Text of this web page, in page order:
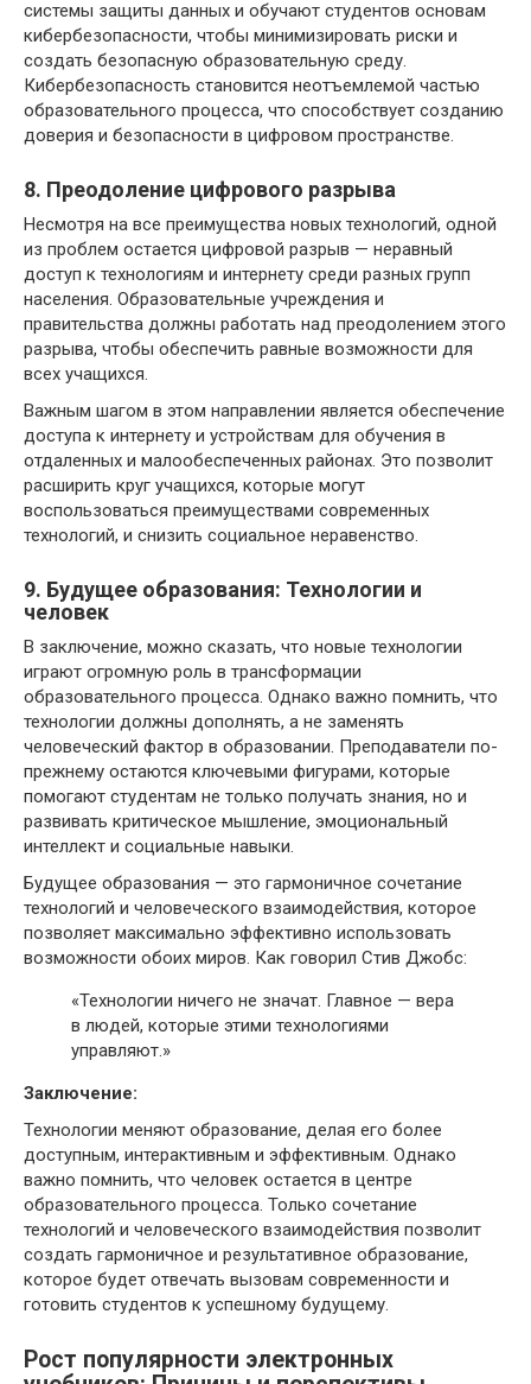
системы защиты данных и обучают студентов основам
кибербезопасности, чтобы минимизировать риски и
создать безопасную образовательную среду.
Кибербезопасность становится неотъемлемой частью
образовательного процесса, что способствует созданию
доверия и безопасности в цифровом пространстве.
8. Преодоление цифрового разрыва
Несмотря на все преимущества новых технологий, одной
из проблем остается цифровой разрыв — неравный
доступ к технологиям и интернету среди разных групп
населения. Образовательные учреждения и
правительства должны работать над преодолением этого
разрыва, чтобы обеспечить равные возможности для
всех учащихся.
Важным шагом в этом направлении является обеспечение
доступа к интернету и устройствам для обучения в
отдаленных и малообеспеченных районах. Это позволит
расширить круг учащихся, которые могут
воспользоваться преимуществами современных
технологий, и снизить социальное неравенство.
9. Будущее образования: Технологии и
человек
В заключение, можно сказать, что новые технологии
играют огромную роль в трансформации
образовательного процесса. Однако важно помнить, что
технологии должны дополнять, а не заменять
человеческий фактор в образовании. Преподаватели по-
прежнему остаются ключевыми фигурами, которые
помогают студентам не только получать знания, но и
развивать критическое мышление, эмоциональный
интеллект и социальные навыки.
Будущее образования — это гармоничное сочетание
технологий и человеческого взаимодействия, которое
позволяет максимально эффективно использовать
возможности обоих миров. Как говорил Стив Джобс:
«Технологии ничего не значат. Главное — вера
в людей, которые этими технологиями
управляют.»
Заключение:
Технологии меняют образование, делая его более
доступным, интерактивным и эффективным. Однако
важно помнить, что человек остается в центре
образовательного процесса. Только сочетание
технологий и человеческого взаимодействия позволит
создать гармоничное и результативное образование,
которое будет отвечать вызовам современности и
готовить студентов к успешному будущему.
Рост популярности электронных